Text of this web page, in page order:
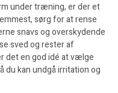
under træning, er der et
sørg for at rense
snavs og overskydende
sved og rester af
det en god idé at vælge
du kan undgå irritation og